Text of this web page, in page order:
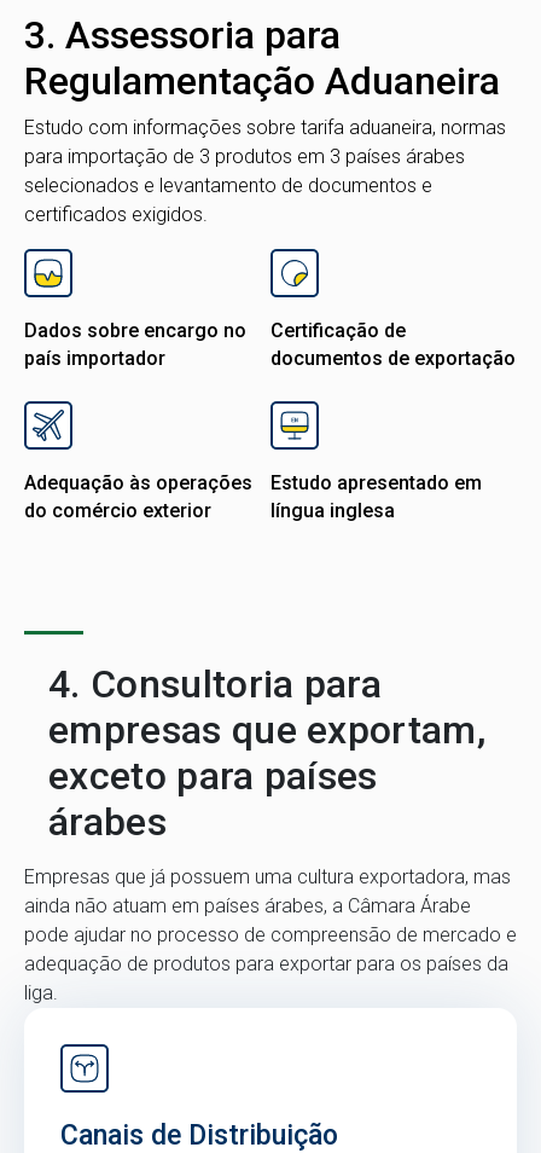
3. Assessoria para
Regulamentação Aduaneira
Estudo com informações sobre tarifa aduaneira, normas
para importação de 3 produtos em 3 países árabes
selecionados e levantamento de documentos e
certificados exigidos.
Dados sobre encargo no
país importador
Certificação de
documentos de exportação
Adequação às operações
do comércio exterior
Estudo apresentado em
língua inglesa
4. Consultoria para
empresas que exportam,
exceto para países
árabes
Empresas que já possuem uma cultura exportadora, mas
ainda não atuam em países árabes, a Câmara Árabe
pode ajudar no processo de compreensão de mercado e
adequação de produtos para exportar para os países da
liga.
Canais de Distribuição